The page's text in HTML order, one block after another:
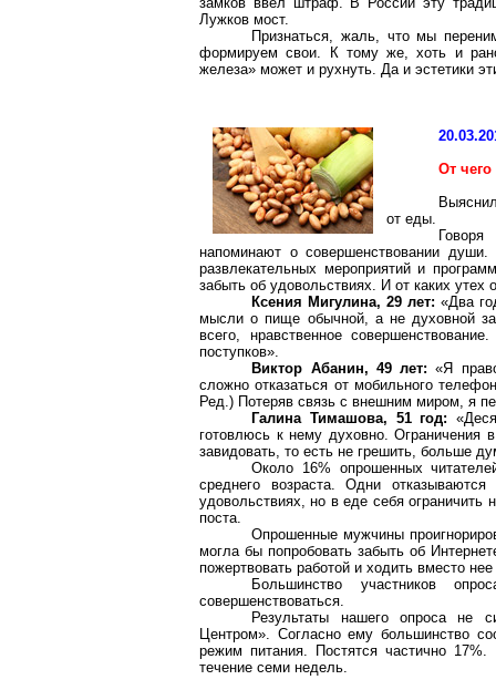
Лужков мост.
Признаться, жаль, что мы
формируем свои. К тому же, хоть и
железа» может и рухнуть. Да и эстетики
От
от еды.
напоминают о совершенствовании
развлекательных мероприятий и
забыть об удовольствиях. И от каких утех
Ксения Мигулина, 29 лет: «Два
мысли о пище обычной, а не духовной
всего, нравственное
поступков».
Виктор Абанин, 49 лет: «Я
сложно отказаться от мобильного
Ред.) Потеряв связь с внешним миром, я
Галина Тимашова, 51 год:
готовлюсь к нему духовно.
завидовать, то есть не грешить, больше
Около 16% опрошенных
среднего возраста. Одни
удовольствиях, но в еде себя
поста.
Опрошенные мужчины
могла бы попробовать забыть об
пожертвовать работой и ходить вместо
Большинство участников
совершенствоваться.
Результаты нашего опроса не
Центром». Согласно ему большинство
режим питания. Постятся частично
течение семи недель.